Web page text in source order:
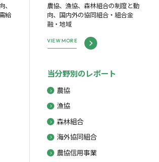
給
農協、漁協、森林組合の制度と動
向、国内外の協同組合・組合金
融・地域
VIEW MORE
当分野別のレポート
農協
漁協
森林組合
海外協同組合
農協信用事業